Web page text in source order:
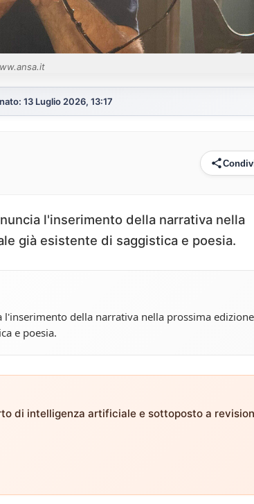
13 Luglio 2026, 13:17
l'inserimento della narrativa nella
già esistente di saggistica e poesia.
della narrativa nella prossima
e poesia.
di intelligenza artificiale e sottoposto a